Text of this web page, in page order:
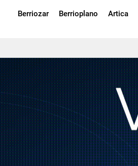
Berriozar Berrioplano Artica